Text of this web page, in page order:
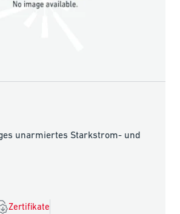
unarmiertes Starkstrom- und
Zertifikate